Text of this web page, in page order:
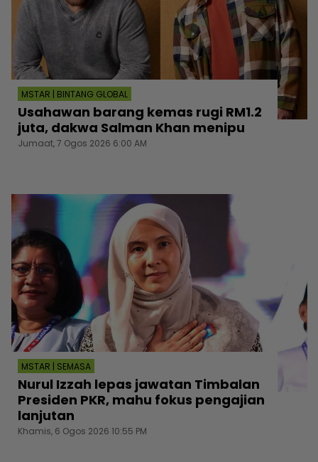
MSTAR | BINTANG GLOBAL
Usahawan barang kemas rugi RM1.2
juta, dakwa Salman Khan menipu
Jumaat, 7 Ogos 2026 6:00 AM
MSTAR | SEMASA
Nurul Izzah lepas jawatan Timbalan
Presiden PKR, mahu fokus pengajian
lanjutan
Khamis, 6 Ogos 2026 10:55 PM